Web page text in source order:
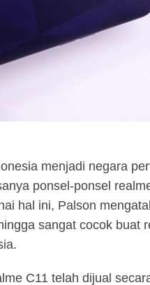
menjadi negara
ponsel-ponsel
hal ini, Palson
sangat cocok buat
C11 telah dijual